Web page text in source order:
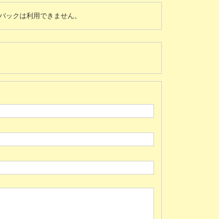
ックは利用できません。